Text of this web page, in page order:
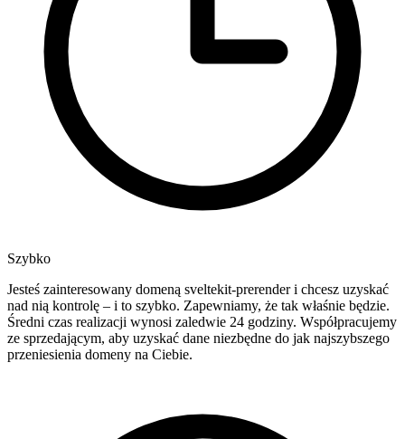
Szybko
Jesteś zainteresowany domeną sveltekit-prerender i chcesz uzyskać
nad nią kontrolę – i to szybko. Zapewniamy, że tak właśnie będzie.
Średni czas realizacji wynosi zaledwie 24 godziny. Współpracujemy
ze sprzedającym, aby uzyskać dane niezbędne do jak najszybszego
przeniesienia domeny na Ciebie.